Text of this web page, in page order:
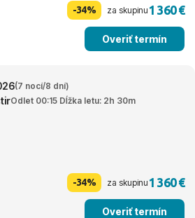
-34% za skupinu1 360 €
Overiť termín
(7 nocí/8 dní)
Odlet 00:15 Dĺžka letu: 2h 30m
-34% za skupinu1 360 €
Overiť termín